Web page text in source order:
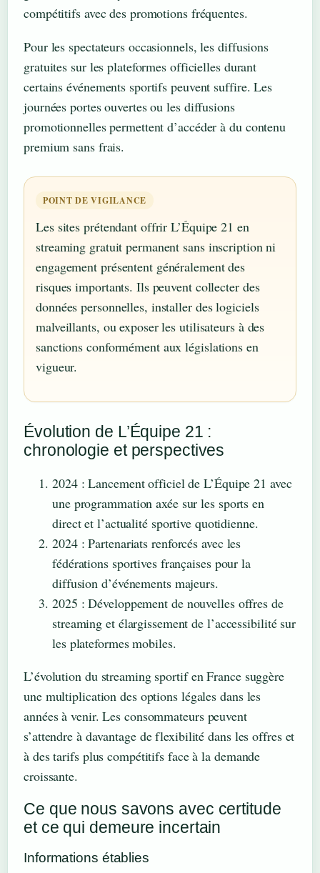
compétitifs avec des promotions fréquentes.
Pour les spectateurs occasionnels, les diffusions
gratuites sur les plateformes officielles durant
certains événements sportifs peuvent suffire. Les
journées portes ouvertes ou les diffusions
promotionnelles permettent d’accéder à du contenu
premium sans frais.
POINT DE VIGILANCE
Les sites prétendant offrir L’Équipe 21 en
streaming gratuit permanent sans inscription ni
engagement présentent généralement des
risques importants. Ils peuvent collecter des
données personnelles, installer des logiciels
malveillants, ou exposer les utilisateurs à des
sanctions conformément aux législations en
vigueur.
Évolution de L’Équipe 21 :
chronologie et perspectives
2024: Lancement officiel de L’Équipe 21 avec
une programmation axée sur les sports en
direct et l’actualité sportive quotidienne.
2024: Partenariats renforcés avec les
fédérations sportives françaises pour la
diffusion d’événements majeurs.
2025 : Développement de nouvelles offres de
streaming et élargissement de l’accessibilité sur
les plateformes mobiles.
L’évolution du streaming sportif en France suggère
une multiplication des options légales dans les
années à venir. Les consommateurs peuvent
s’attendre à davantage de flexibilité dans les offres et
à des tarifs plus compétitifs face à la demande
croissante.
Ce que nous savons avec certitude
et ce qui demeure incertain
Informations établies